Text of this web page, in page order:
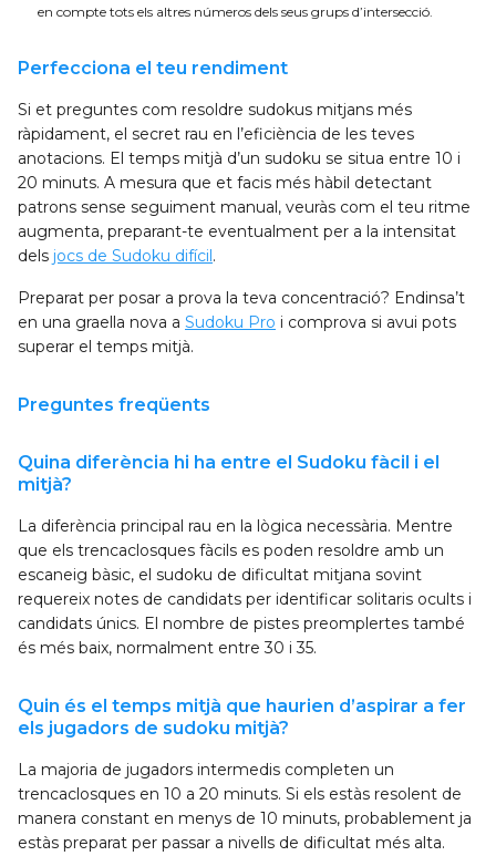
en compte tots els altres números dels seus grups d’intersecció.
Perfecciona el teu rendiment
Si et preguntes com resoldre sudokus mitjans més
ràpidament, el secret rau en l’eficiència de les teves
anotacions. El temps mitjà d’un sudoku se situa entre 10 i
20 minuts. A mesura que et facis més hàbil detectant
patrons sense seguiment manual, veuràs com el teu ritme
augmenta, preparant-te eventualment per a la intensitat
dels jocs de Sudoku difícil.
Preparat per posar a prova la teva concentració? Endinsa’t
en una graella nova a Sudoku Pro i comprova si avui pots
superar el temps mitjà.
Preguntes freqüents
Quina diferència hi ha entre el Sudoku fàcil i el
mitjà?
La diferència principal rau en la lògica necessària. Mentre
que els trencaclosques fàcils es poden resoldre amb un
escaneig bàsic, el sudoku de dificultat mitjana sovint
requereix notes de candidats per identificar solitaris ocults i
candidats únics. El nombre de pistes preomplertes també
és més baix, normalment entre 30 i 35.
Quin és el temps mitjà que haurien d’aspirar a fer
els jugadors de sudoku mitjà?
La majoria de jugadors intermedis completen un
trencaclosques en 10 a 20 minuts. Si els estàs resolent de
manera constant en menys de 10 minuts, probablement ja
estàs preparat per passar a nivells de dificultat més alta.